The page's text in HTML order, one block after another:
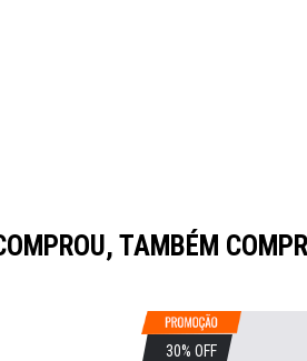
TAMBÉM
30% OFF